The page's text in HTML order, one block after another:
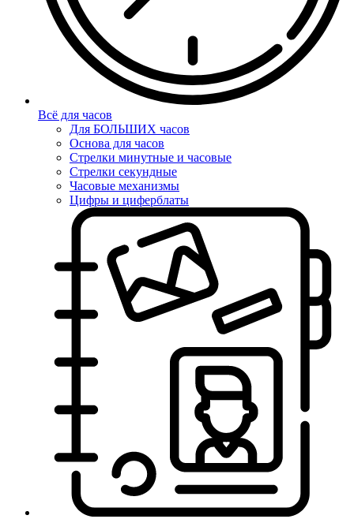
Всё для часов
Для БОЛЬШИХ часов
Основа для часов
Стрелки минутные и часовые
Стрелки секундные
Часовые механизмы
Цифры и циферблаты